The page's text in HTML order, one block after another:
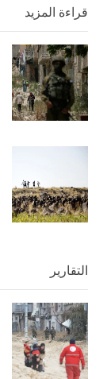
قراءة المزيد
التقارير